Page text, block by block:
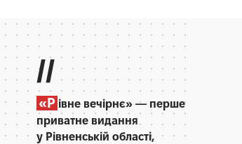
//
«Р івне вечірнє» — перше
приватне видання
у Рівненській області,